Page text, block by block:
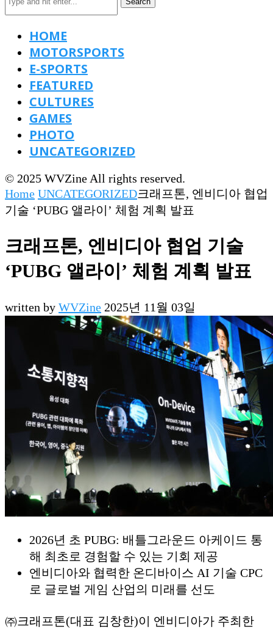
HOME
MOTORSPORTS
E-SPORTS
FEATURED
CULTURES
GAMES
PHOTO
UNCATEGORIZED
© 2025 WVZine All rights reserved.
Home UNCATEGORIZED크래프톤, 엔비디아 협업
기술 ‘PUBG 앨라이’ 체험 계획 발표
크래프톤, 엔비디아 협업 기술
‘PUBG 앨라이’ 체험 계획 발표
written by WVZine 2025년 11월 03일
2026년 초 PUBG: 배틀그라운드 아케이드 통
해 최초로 경험할 수 있는 기회 제공
엔비디아와 협력한 온디바이스 AI 기술 CPC
로 글로벌 게임 산업의 미래를 선도
㈜크래프톤(대표 김창한)이 엔비디아가 주최한